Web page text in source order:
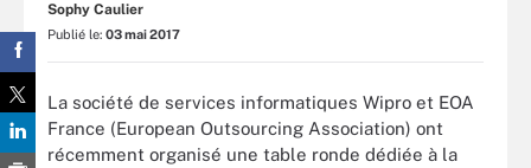
Sophy Caulier
Publié le: 03 mai 2017
La société de services informatiques Wipro et EOA
France (European Outsourcing Association) ont
récemment organisé une table ronde dédiée à la